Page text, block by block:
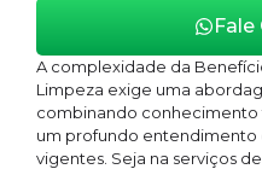
Fale
A complexidade da
Limpeza exige uma
combinando
um profundo entendimento
vigentes. Seja na serviços